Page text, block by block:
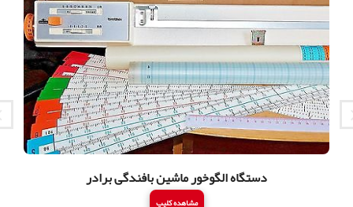
دستگاه الگوخور ماشین بافندگی برادر
مشاهده کلیپ